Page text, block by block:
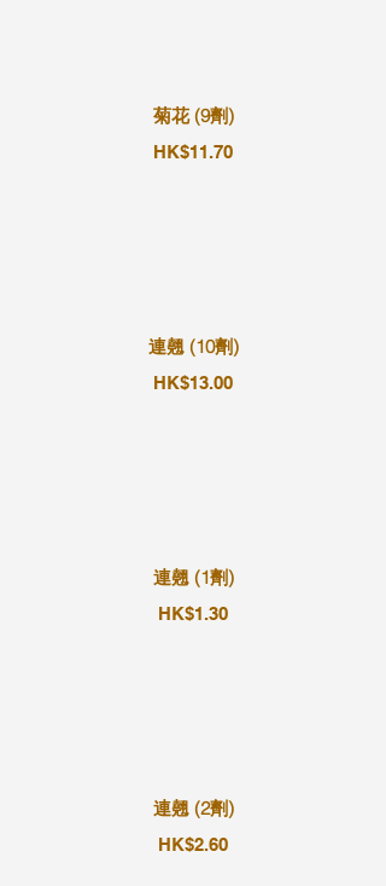
菊花 (9劑)
HK$11.70
連翹 (10劑)
HK$13.00
連翹 (1劑)
HK$1.30
連翹 (2劑)
HK$2.60